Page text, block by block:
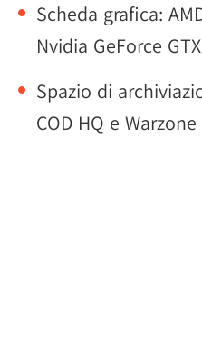
Scheda grafica:
Nvidia GeForce
Spazio di
COD HQ e